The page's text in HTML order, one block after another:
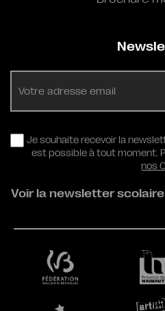
Je souhaite recevoir la
est possible à tout moment.
nos
Voir la newsletter scolaire